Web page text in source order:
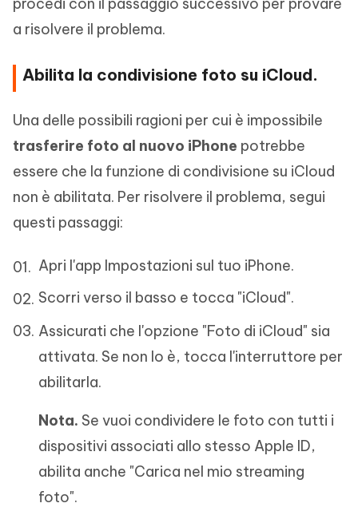
a risolvere il problema.
Abilita la condivisione foto su iCloud.
Una delle possibili ragioni per cui è impossibile
trasferire foto al nuovo iPhone potrebbe
essere che la funzione di condivisione su iCloud
non è abilitata. Per risolvere il problema, segui
questi passaggi:
Apri l'app Impostazioni sul tuo iPhone.
Scorri verso il basso e tocca "iCloud".
Assicurati che l'opzione "Foto di iCloud" sia
attivata. Se non lo è, tocca l'interruttore per
abilitarla.
Nota. Se vuoi condividere le foto con tutti i
dispositivi associati allo stesso Apple ID,
abilita anche "Carica nel mio streaming
foto".